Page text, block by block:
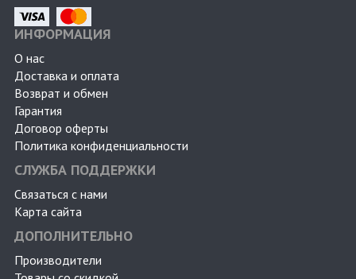
ИНФОРМАЦИЯ
О нас
Доставка и оплата
Возврат и обмен
Гарантия
Договор оферты
Политика конфиденциальности
СЛУЖБА ПОДДЕРЖКИ
Связаться с нами
Карта сайта
ДОПОЛНИТЕЛЬНО
Производители